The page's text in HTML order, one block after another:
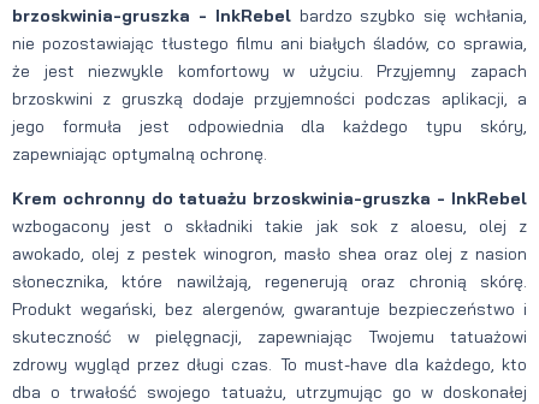
brzoskwinia-gruszka - InkRebel bardzo szybko się wchłania,
nie pozostawiając tłustego filmu ani białych śladów, co sprawia,
że jest niezwykle komfortowy w użyciu. Przyjemny zapach
brzoskwini z gruszką dodaje przyjemności podczas aplikacji, a
jego formuła jest odpowiednia dla każdego typu skóry,
zapewniając optymalną ochronę.
Krem ochronny do tatuażu brzoskwinia-gruszka - InkRebel
wzbogacony jest o składniki takie jak sok z aloesu, olej z
awokado, olej z pestek winogron, masło shea oraz olej z nasion
słonecznika, które nawilżają, regenerują oraz chronią skórę.
Produkt wegański, bez alergenów, gwarantuje bezpieczeństwo i
skuteczność w pielęgnacji, zapewniając Twojemu tatuażowi
zdrowy wygląd przez długi czas. To must-have dla każdego, kto
dba o trwałość swojego tatuażu, utrzymując go w doskonałej